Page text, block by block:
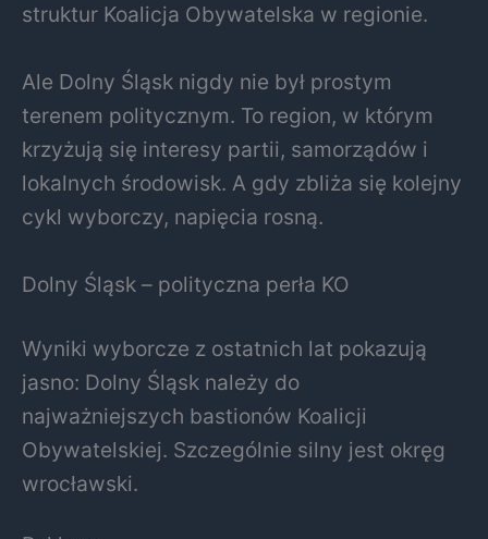
struktur Koalicja Obywatelska w regionie.
Ale Dolny Śląsk nigdy nie był prostym
terenem politycznym. To region, w którym
krzyżują się interesy partii, samorządów i
lokalnych środowisk. A gdy zbliża się kolejny
cykl wyborczy, napięcia rosną.
Dolny Śląsk – polityczna perła KO
Wyniki wyborcze z ostatnich lat pokazują
jasno: Dolny Śląsk należy do
najważniejszych bastionów Koalicji
Obywatelskiej. Szczególnie silny jest okręg
wrocławski.